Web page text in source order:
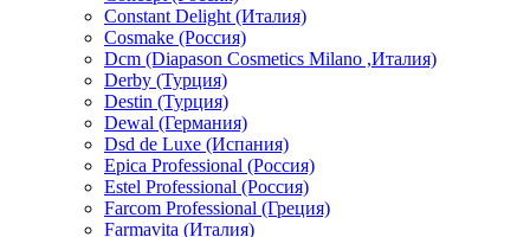
Constant Delight (Италия)
Cosmake (Россия)
Dcm (Diapason Cosmetics Milano ,Италия)
Derby (Турция)
Destin (Турция)
Dewal (Германия)
Dsd de Luxe (Испания)
Epica Professional (Россия)
Estel Professional (Россия)
Farcom Professional (Греция)
Farmavita (Италия)